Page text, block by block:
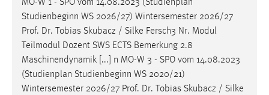
MO-W 1 - SPO vom 14.08.2023 (Studienplan
Studienbeginn WS 2026/27) Wintersemester 2026/27
Prof. Dr. Tobias Skubacz / Silke Fersch3 Nr. Modul
Teilmodul Dozent SWS ECTS Bemerkung 2.8
Maschinendynamik [...] n MO-W 3 - SPO vom 14.08.2023
(Studienplan Studienbeginn WS 2020/21)
Wintersemester 2026/27 Prof. Dr. Tobias Skubacz / Silke